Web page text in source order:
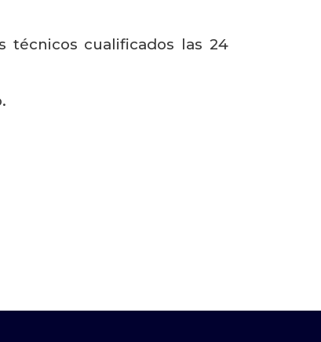
técnicos cualificados las 24